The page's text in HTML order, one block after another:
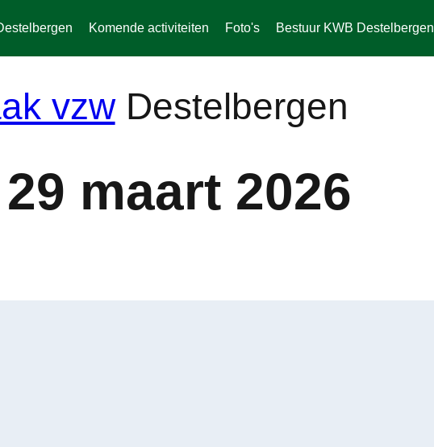
Komende activiteiten Foto's Bestuur KWB Destelbergen
Destelbergen
maart 2026